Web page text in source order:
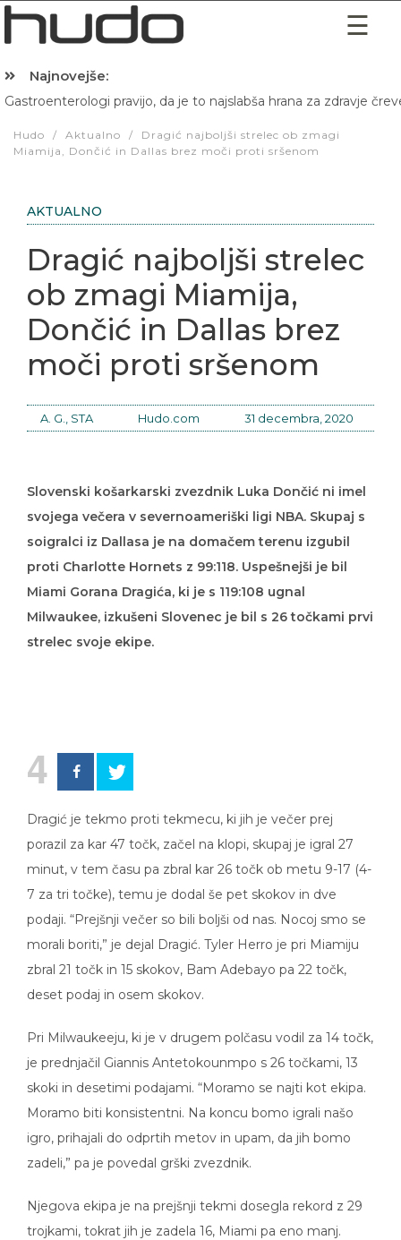
Najnovejše:
Gastroenterologi pravijo, da je to najslabša hrana za zdravje
Hudo / Aktualno /
Dragić najboljši strelec ob zmagi
Miamija, Dončić in Dallas brez moči proti sršenom
AKTUALNO
Dragić najboljši strelec
ob zmagi Miamija,
Dončić in Dallas brez
moči proti sršenom
A. G., STA Hudo.com 31 decembra, 2020
Slovenski košarkarski zvezdnik Luka Dončić ni imel
svojega večera v severnoameriški ligi NBA. Skupaj s
soigralci iz Dallasa je na domačem terenu izgubil
proti Charlotte Hornets z 99:118. Uspešnejši je bil
Miami Gorana Dragića, ki je s 119:108 ugnal
Milwaukee, izkušeni Slovenec je bil s 26 točkami prvi
strelec svoje ekipe.
4
Dragić je tekmo proti tekmecu, ki jih je večer prej
porazil za kar 47 točk, začel na klopi, skupaj je igral 27
minut, v tem času pa zbral kar 26 točk ob metu 9-17 (4-
7 za tri točke), temu je dodal še pet skokov in dve
podaji. “Prejšnji večer so bili boljši od nas. Nocoj smo se
morali boriti,” je dejal Dragić. Tyler Herro je pri Miamiju
zbral 21 točk in 15 skokov, Bam Adebayo pa 22 točk,
deset podaj in osem skokov.
Pri Milwaukeeju, ki je v drugem polčasu vodil za 14 točk,
je prednjačil Giannis Antetokounmpo s 26 točkami, 13
skoki in desetimi podajami. “Moramo se najti kot ekipa.
Moramo biti konsistentni. Na koncu bomo igrali našo
igro, prihajali do odprtih metov in upam, da jih bomo
zadeli,” pa je povedal grški zvezdnik.
Njegova ekipa je na prejšnji tekmi dosegla rekord z 29
trojkami, tokrat jih je zadela 16, Miami pa eno manj.